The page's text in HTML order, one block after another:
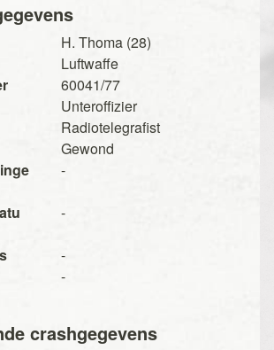
H. Thoma (28)
Luftwaffe
60041/77
Unteroffizier
Radiotelegrafist
Gewond
-
-
-
-
crashgegevens